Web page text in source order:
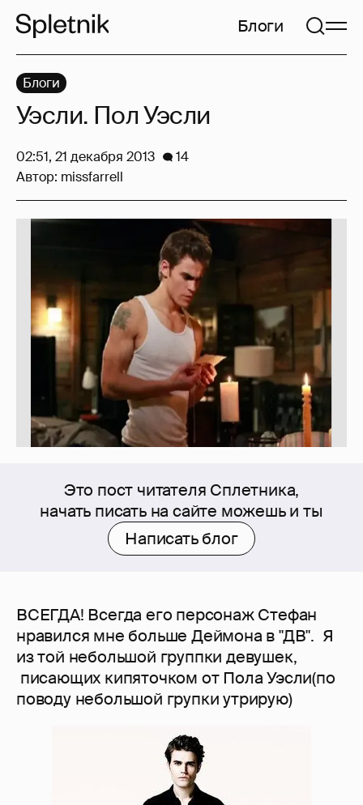
Блоги
Это пост читателя Сплетника,
начать писать на сайте можешь и ты
Написать блог
ВСЕГДА! Всегда его персонаж Стефан
нравился мне больше Деймона в "ДВ". Я
из той небольшой группки девушек,
писающих кипяточком от Пола Уэсли(по
поводу небольшой групки утрирую)
Блоги
Уэсли. Пол Уэсли
02:51, 21 декабря 2013
14
Автор: missfarrell